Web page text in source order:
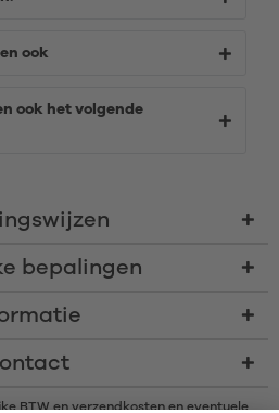
ook
ook het volgende
bepalingen
BTW en verzendkosten en eventuele